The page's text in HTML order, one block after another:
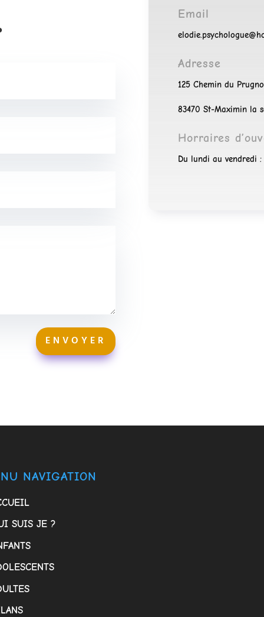
ENVOYER
Email
Adresse
125 Chemin du
83470 St-Maximin la
Horraires
Du lundi au vendredi
NAVIGATION
SUIS JE ?